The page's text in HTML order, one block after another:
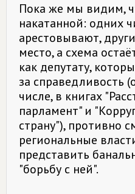
Пока же мы видим,
накатанной: одних
арестовывают,
место, а схема
как депутату,
за справедливость
числе, в книгах
парламент" и
страну"), противно
региональные
представить
"борьбу с ней".